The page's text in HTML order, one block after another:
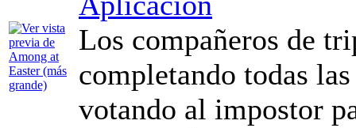
Los compañeros de
completando todas
votando al impostor